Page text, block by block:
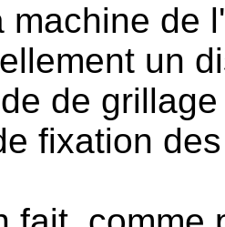
machine de
un
de
fixation